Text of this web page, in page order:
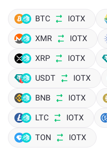
BTC IOTX
XMR IOTX
XRP IOTX
USDT IOTX
BNB IOTX
LTC IOTX
TON IOTX